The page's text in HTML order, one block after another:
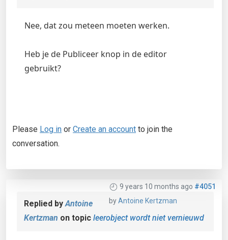
Nee, dat zou meteen moeten werken.
Heb je de Publiceer knop in de editor
gebruikt?
Please Log in or Create an account to join the
conversation.
9 years 10 months ago #4051
byAntoine Kertzman
Replied byAntoine
Kertzman on topic leerobject wordt niet vernieuwd